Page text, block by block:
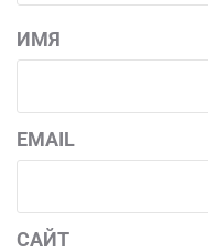
ИМЯ
EMAIL
САЙТ